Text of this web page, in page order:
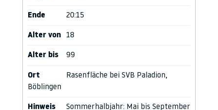
Ende 20:15
Alter von 18
Alter bis 99
Ort
Rasenfläche bei SVB Paladion,
Böblingen
Hinweis Sommerhalbjahr: Mai bis September